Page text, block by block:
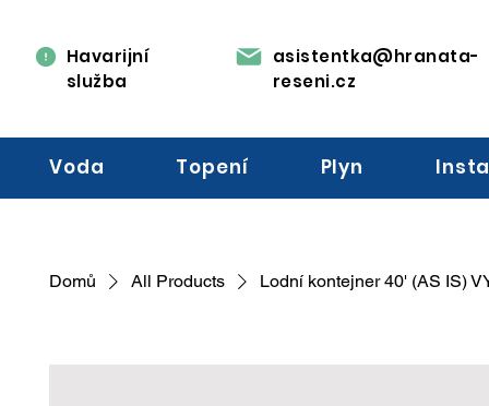
Havarijní
služba
asistentka@hranata-
reseni.cz
Voda Topení Plyn
Domů All Products Lodní kontejner 40' (AS IS)